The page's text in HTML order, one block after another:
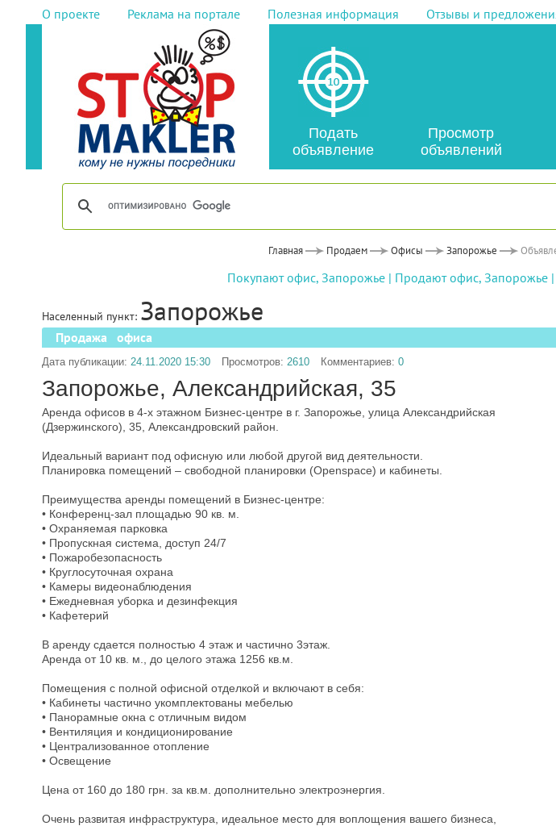
О проекте Реклама на портале Полезная информация Отзывы и
Подать
объявление
Просмотр
объявлений
Главная Продаем Офисы Запорожье
Покупают офис, Запорожье| Продают офис, Запорожье|
Населенный пункт: Запорожье
Продажа офиса
Дата публикации: 24.11.2020 15:30 Просмотров: 2610 Комментариев: 0
Запорожье, Александрийская, 35
Аренда офисов в 4-х этажном Бизнес-центре в г. Запорожье, улица Александрийская
(Дзержинского), 35, Александровский район.
Идеальный вариант под офисную или любой другой вид деятельности.
Планировка помещений – свободной планировки (Oреnsрасе) и кабинеты.
Преимущества аренды помещений в Бизнес-центре:
• Конференц-зал площадью 90 кв. м.
• Охраняемая парковка
• Пропускная система, доступ 24/7
• Пожаробезопасность
• Круглосуточная охрана
• Камеры видеонаблюдения
• Ежедневная уборка и дезинфекция
• Кафетерий
В аренду сдается полностью 4 этаж и частично 3этаж.
Аренда от 10 кв. м., до целого этажа 1256 кв.м.
Помещения с полной офисной отделкой и включают в себя:
• Кабинеты частично укомплектованы мебелью
• Панорамные окна с отличным видом
• Вентиляция и кондиционирование
• Централизованное отопление
• Освещение
Цена от 160 до 180 грн. за кв.м. дополнительно электроэнергия.
Очень развитая инфраструктура, идеальное место для воплощения вашего бизнеса,